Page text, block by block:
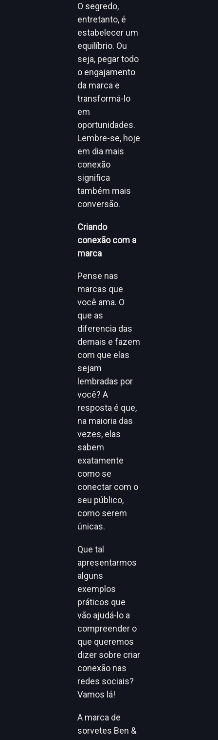
O segredo,
entretanto, é
estabelecer um
equilíbrio. Ou
seja, pegar todo
o engajamento
da marca e
transformá-lo
em
oportunidades.
Lembre-se, hoje
em dia mais
conexão
significa
também mais
conversão.
Criando
conexão com a
marca
Pense nas
marcas que
você ama. O
que as
diferencia das
demais e fazem
com que elas
sejam
lembradas por
você? A
resposta é que,
na maioria das
vezes, elas
sabem
exatamente
como se
conectar com o
seu público,
como serem
únicas.
Que tal
apresentarmos
alguns
exemplos
práticos que
vão ajudá-lo a
compreender o
que queremos
dizer sobre criar
conexão nas
redes sociais?
Vamos lá!
A marca de
sorvetes Ben &